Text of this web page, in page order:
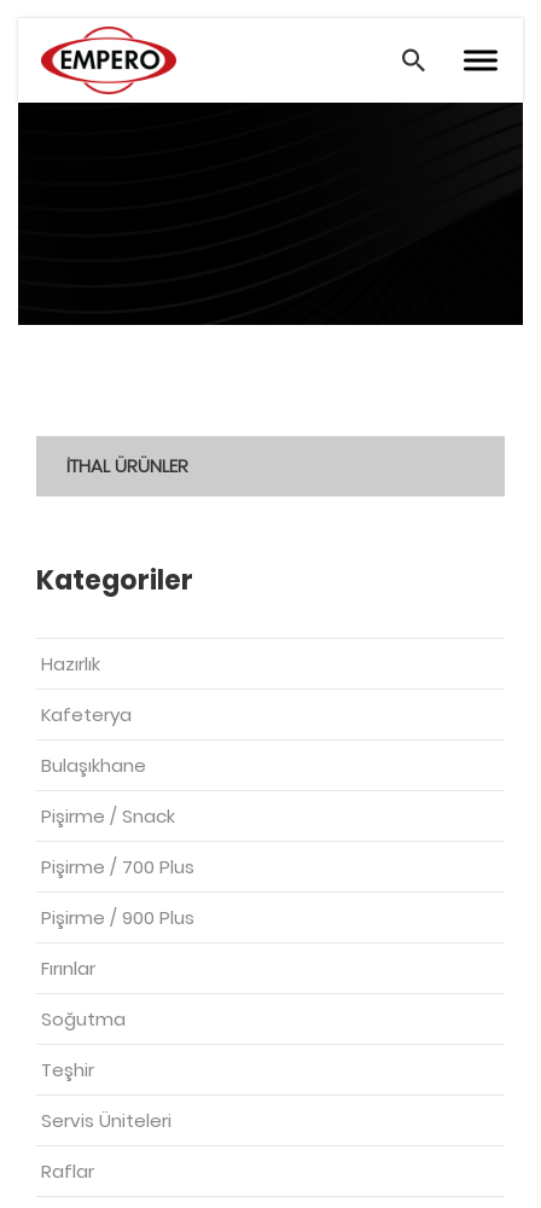
İTHAL ÜRÜNLER
Kategoriler
Hazırlık
Kafeterya
Bulaşıkhane
Pişirme / Snack
Pişirme / 700 Plus
Pişirme / 900 Plus
Fırınlar
Soğutma
Teşhir
Servis Üniteleri
Raflar